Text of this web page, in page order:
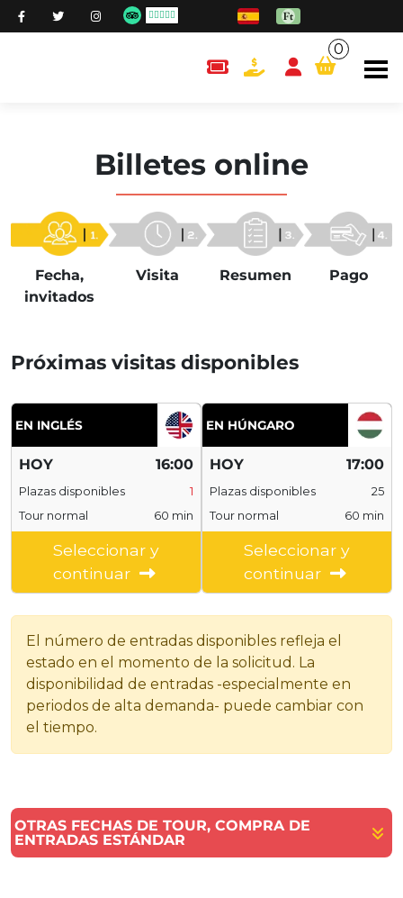
content.cart
0
Billetes online
Fecha,
invitados
Visita Resumen Pago
Próximas visitas disponibles
EN INGLÉS
HOY 16:00
Plazas disponibles
1
Tour normal
60 min
Seleccionar y
continuar
EN HÚNGARO
HOY 17:00
Plazas disponibles
25
Tour normal
60 min
Seleccionar y
continuar
El número de entradas disponibles refleja el
estado en el momento de la solicitud. La
disponibilidad de entradas -especialmente en
periodos de alta demanda- puede cambiar con
el tiempo.
OTRAS FECHAS DE TOUR, COMPRA DE
ENTRADAS ESTÁNDAR